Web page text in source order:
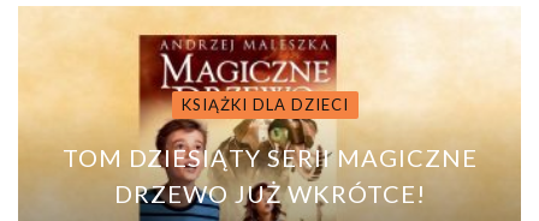
KSIĄŻKI DLA DZIECI
TOM DZIESIĄTY SERII MAGICZNE
DRZEWO JUŻ WKRÓTCE!